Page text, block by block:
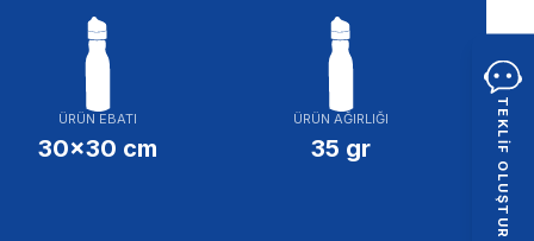
ÜRÜN EBATI
30x30 cm
ÜRÜN AĞIRLIĞI
35 gr TEKLIF OLUŞTUR